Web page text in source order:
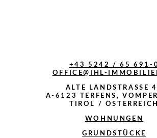
+43 5242 / 65 691-
OFFICE@IHL-
ALTE LANDSTRASSE 44
A-6123 TERFENS,
TIROL / ÖSTERREICH
WOHNUNGEN
GRUNDSTÜCKE